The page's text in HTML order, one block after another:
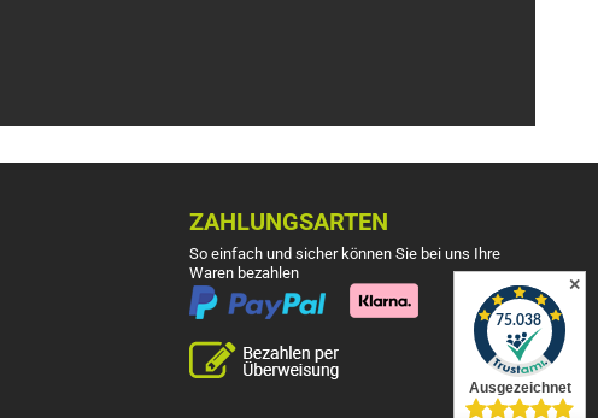
ZAHLUNGSARTEN
So einfach und sicher können Sie bei uns Ihre
Waren bezahlen
✕